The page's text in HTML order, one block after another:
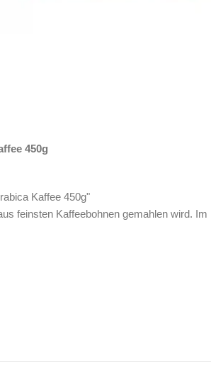
450g
Kaffee 450g"
feinsten Kaffeebohnen gemahlen wird.